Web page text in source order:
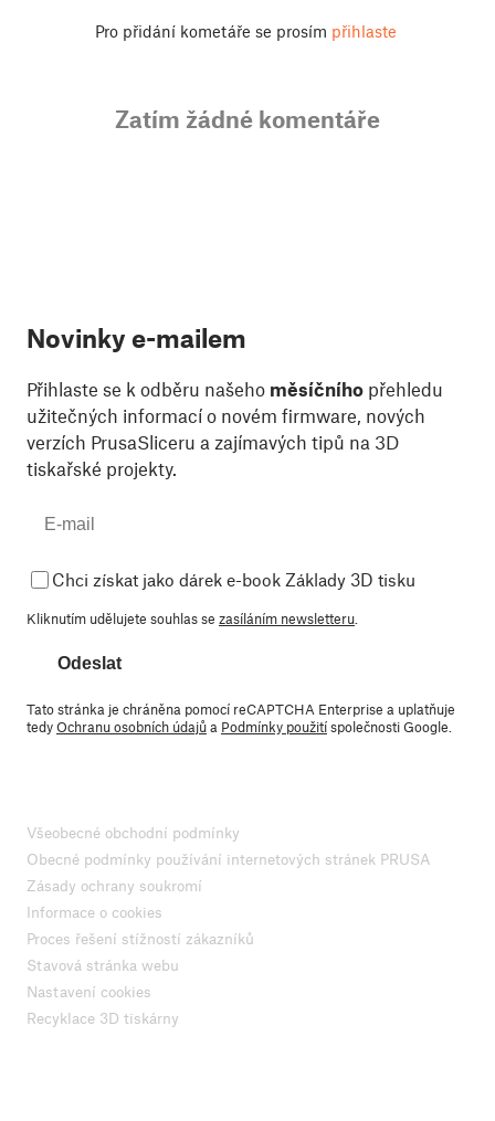
Pro přidání kometáře se prosím přihlaste
Zatím žádné komentáře
Novinky e-mailem
Přihlaste se k odběru našeho měsíčního přehledu
užitečných informací o novém firmware, nových
verzích PrusaSliceru a zajímavých tipů na 3D
tiskařské projekty.
Chci získat jako dárek e-book Základy 3D tisku
Kliknutím udělujete souhlas se zasíláním newsletteru
Odeslat
Tato stránka je chráněna pomocí reCAPTCHA Enterprise a uplatňuje
tedyOchranu osobních údajůa Podmínky použitíspolečnosti Google.
Všeobecné obchodní podmínky
Obecné podmínky používání internetových stránek PRUSA
Zásady ochrany soukromí
Informace o cookies
Proces řešení stížností zákazníků
Stavová stránka webu
Nastavení cookies
Recyklace 3D tiskárny